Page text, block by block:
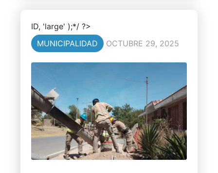
ID, 'large' );*/ ?>
MUNICIPALIDAD
OCTUBRE 29, 2025